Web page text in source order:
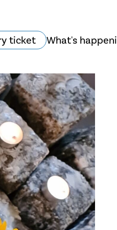
ticket What's